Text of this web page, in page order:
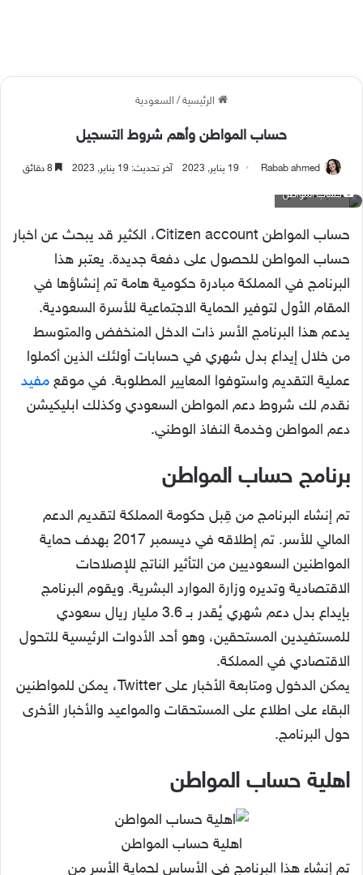
الرئيسية/ السعودية
حساب المواطن وأهم شروط التسجيل
Rabab ahmed 19 يناير, 2023 آخر تحديث: 19 يناير, 2023 8 دقائق
حساب المواطن
حساب المواطن Citizen account، الكثير قد يبحث عن اخبار
حساب المواطن للحصول على دفعة جديدة. يعتبر هذا
البرنامج في المملكة مبادرة حكومية هامة تم إنشاؤها في
المقام الأول لتوفير الحماية الاجتماعية للأسرة السعودية.
يدعم هذا البرنامج الأسر ذات الدخل المنخفض والمتوسط ​​
من خلال إيداع بدل شهري في حسابات أولئك الذين أكملوا
عملية التقديم واستوفوا المعايير المطلوبة. في موقع مفيد
نقدم لك شروط دعم المواطن السعودي وكذلك ابليكيشن
دعم المواطن وخدمة النفاذ الوطني.
برنامج حساب المواطن
تم إنشاء البرنامج من قِبل حكومة المملكة لتقديم الدعم
المالي للأسر. تم إطلاقه في ديسمبر 2017 بهدف حماية
المواطنين السعوديين من التأثير الناتج للإصلاحات
الاقتصادية وتديره وزارة الموارد البشرية. ويقوم البرنامج
بإيداع بدل دعم شهري يُقدر بـ 3.6 مليار ريال سعودي
للمستفيدين المستحقين، وهو أحد الأدوات الرئيسية للتحول
الاقتصادي في المملكة.
يمكن الدخول ومتابعة الأخبار على Twitter، يمكن للمواطنين
البقاء على اطلاع على المستحقات والمواعيد والأخبار الأخرى
حول البرنامج.
اهلية حساب المواطن
اهلية حساب المواطن
تم إنشاء هذا البرنامج في الأساس لحماية الأسر من